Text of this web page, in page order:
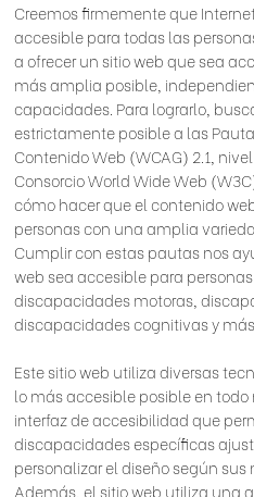
Creemos firmemente que
accesible para todas las
a ofrecer un sitio web que sea
más amplia posible,
capacidades. Para lograrlo,
estrictamente posible a las
Contenido Web (WCAG) 2.1,
Consorcio World Wide Web
cómo hacer que el contenido
personas con una amplia
Cumplir con estas pautas nos
web sea accesible para
discapacidades motoras,
discapacidades cognitivas y más.
Este sitio web utiliza diversas
lo más accesible posible en
interfaz de accesibilidad que
discapacidades específicas
personalizar el diseño según
Además, el sitio web utiliza una